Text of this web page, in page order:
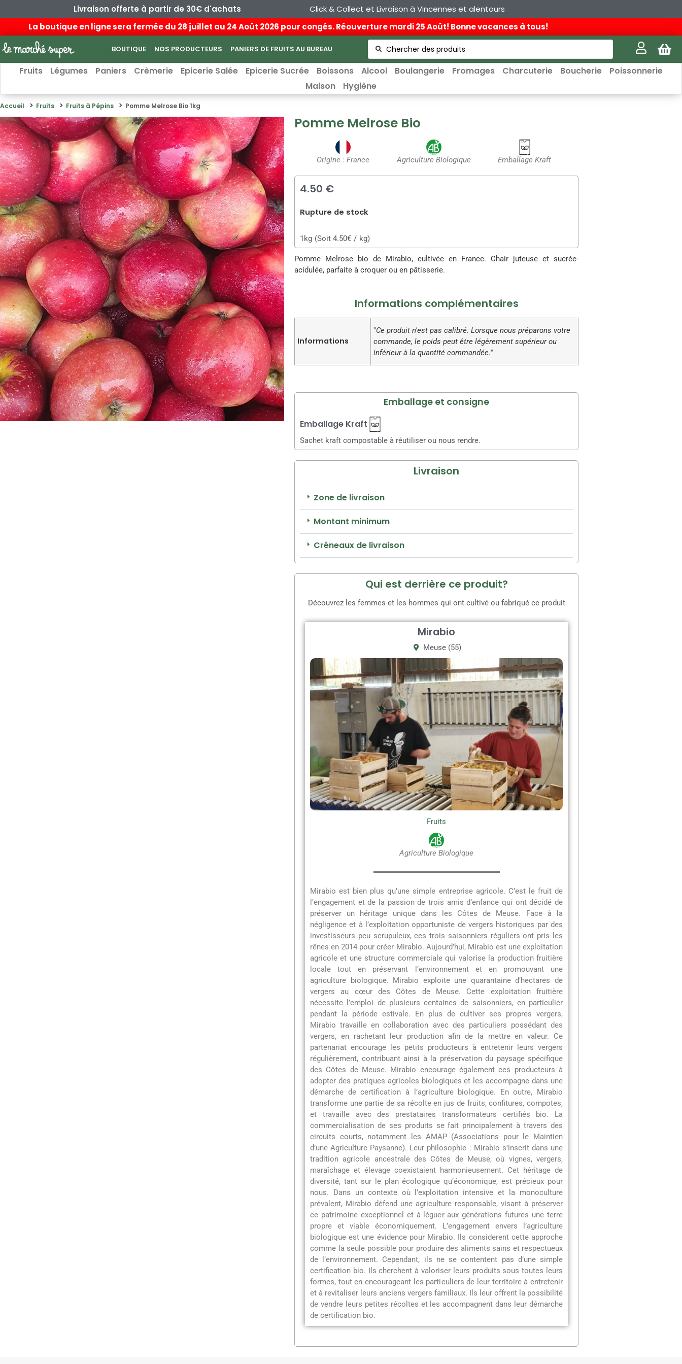
Livraison offerte à partir de 30€ d'achats
Click & Collect et Livraison à Vincennes et alentours
La boutique en ligne sera fermée du 28 juillet au 24 Août 2026 pour congés. Réouverture mardi 25 Août! Bonne vacances à tous!
BOUTIQUE NOS PRODUCTEURS PANIERS DE FRUITS AU BUREAU
Fruits Légumes Paniers Crèmerie Epicerie Salée Epicerie Sucrée Boissons Alcool Boulangerie Fromages Charcuterie Boucherie
Poissonnerie
Maison
Hygiène
Accueil Fruits Fruits à Pépins Pomme Melrose Bio 1kg
Pomme Melrose Bio
Origine : France Agriculture Biologique Emballage Kraft
4.50 €
Rupture de stock
1kg (Soit 4.50€ / kg)
Pomme Melrose bio de Mirabio, cultivée en France. Chair juteuse et sucrée-
acidulée, parfaite à croquer ou en pâtisserie.
Informations complémentaires
Informations
"Ce produit n'est pas calibré. Lorsque nous préparons votre
commande, le poids peut être légèrement supérieur ou
inférieur à la quantité commandée."
Emballage et consigne
Emballage Kraft
Sachet kraft compostable à réutiliser ou nous rendre.
Livraison
Zone de livraison
Montant minimum
Créneaux de livraison
Qui est derrière ce produit?
Découvrez les femmes et les hommes qui ont cultivé ou fabriqué ce produit
Mirabio
Meuse (55)
Fruits
Agriculture Biologique
Mirabio est bien plus qu’une simple entreprise agricole. C’est le fruit de
l’engagement et de la passion de trois amis d’enfance qui ont décidé de
préserver un héritage unique dans les Côtes de Meuse. Face à la
négligence et à l’exploitation opportuniste de vergers historiques par des
investisseurs peu scrupuleux, ces trois saisonniers réguliers ont pris les
rênes en 2014 pour créer Mirabio. Aujourd’hui, Mirabio est une exploitation
agricole et une structure commerciale qui valorise la production fruitière
locale tout en préservant l’environnement et en promouvant une
agriculture biologique. Mirabio exploite une quarantaine d’hectares de
vergers au cœur des Côtes de Meuse. Cette exploitation fruitière
nécessite l’emploi de plusieurs centaines de saisonniers, en particulier
pendant la période estivale. En plus de cultiver ses propres vergers,
Mirabio travaille en collaboration avec des particuliers possédant des
vergers, en rachetant leur production afin de la mettre en valeur. Ce
partenariat encourage les petits producteurs à entretenir leurs vergers
régulièrement, contribuant ainsi à la préservation du paysage spécifique
des Côtes de Meuse. Mirabio encourage également ces producteurs à
adopter des pratiques agricoles biologiques et les accompagne dans une
démarche de certification à l’agriculture biologique. En outre, Mirabio
transforme une partie de sa récolte en jus de fruits, confitures, compotes,
et travaille avec des prestataires transformateurs certifiés bio. La
commercialisation de ses produits se fait principalement à travers des
circuits courts, notamment les AMAP (Associations pour le Maintien
d’une Agriculture Paysanne). Leur philosophie : Mirabio s’inscrit dans une
tradition agricole ancestrale des Côtes de Meuse, où vignes, vergers,
maraîchage et élevage coexistaient harmonieusement. Cet héritage de
diversité, tant sur le plan écologique qu’économique, est précieux pour
nous. Dans un contexte où l’exploitation intensive et la monoculture
prévalent, Mirabio défend une agriculture responsable, visant à préserver
ce patrimoine exceptionnel et à léguer aux générations futures une terre
propre et viable économiquement. L’engagement envers l’agriculture
biologique est une évidence pour Mirabio. Ils considerent cette approche
comme la seule possible pour produire des aliments sains et respectueux
de l’environnement. Cependant, ils ne se contentent pas d’une simple
certification bio. Ils cherchent à valoriser leurs produits sous toutes leurs
formes, tout en encourageant les particuliers de leur territoire à entretenir
et à revitaliser leurs anciens vergers familiaux. Ils leur offrent la possibilité
de vendre leurs petites récoltes et les accompagnent dans leur démarche
de certification bio.